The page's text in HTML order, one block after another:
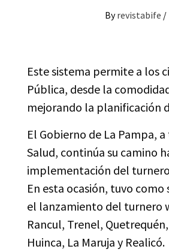
By revistabife /
Este sistema permite a los
Pública, desde la
mejorando la planificación
El Gobierno de La Pampa,
Salud, continúa su camino
implementación del
En esta ocasión, tuvo
el lanzamiento del turnero
Rancul, Trenel,
Huinca, La Maruja y Realicó.